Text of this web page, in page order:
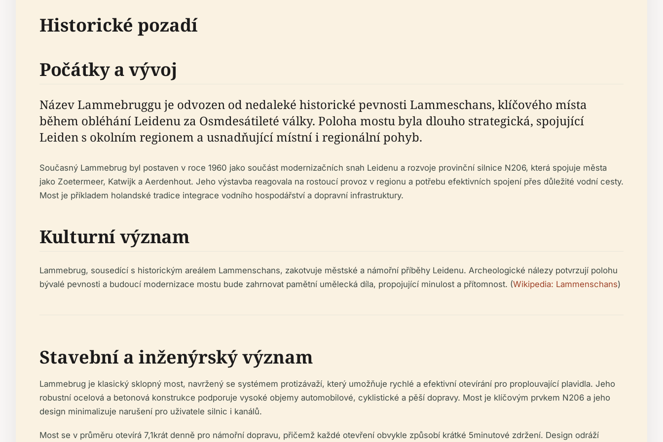
Historické pozadí
Počátky a vývoj
Název Lammebruggu je odvozen od nedaleké historické pevnosti Lammeschans, klíčového místa
během obléhání Leidenu za Osmdesátileté války. Poloha mostu byla dlouho strategická, spojující
Leiden s okolním regionem a usnadňující místní i regionální pohyb.
Současný Lammebrug byl postaven v roce 1960 jako součást modernizačních snah Leidenu a rozvoje provinční silnice N206, která spojuje města
jako Zoetermeer, Katwijk a Aerdenhout. Jeho výstavba reagovala na rostoucí provoz v regionu a potřebu efektivních spojení přes důležité vodní cesty.
Most je příkladem holandské tradice integrace vodního hospodářství a dopravní infrastruktury.
Kulturní význam
Lammebrug, sousedící s historickým areálem Lammenschans, zakotvuje městské a námořní příběhy Leidenu. Archeologické nálezy potvrzují polohu
bývalé pevnosti a budoucí modernizace mostu bude zahrnovat pamětní umělecká díla, propojující minulost a přítomnost. (Wikipedia: Lammenschans)
Stavební a inženýrský význam
Lammebrug je klasický sklopný most, navržený se systémem protizávaží, který umožňuje rychlé a efektivní otevírání pro proplouvající plavidla. Jeho
robustní ocelová a betonová konstrukce podporuje vysoké objemy automobilové, cyklistické a pěší dopravy. Most je klíčovým prvkem N206 a jeho
design minimalizuje narušení pro uživatele silnic i kanálů.
Most se v průměru otevírá 7,1krát denně pro námořní dopravu, přičemž každé otevření obvykle způsobí krátké 5minutové zdržení. Design odráží